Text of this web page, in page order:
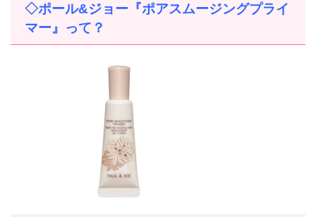
◇ポール&ジョー『ポアスムージングプライ
マー』って？